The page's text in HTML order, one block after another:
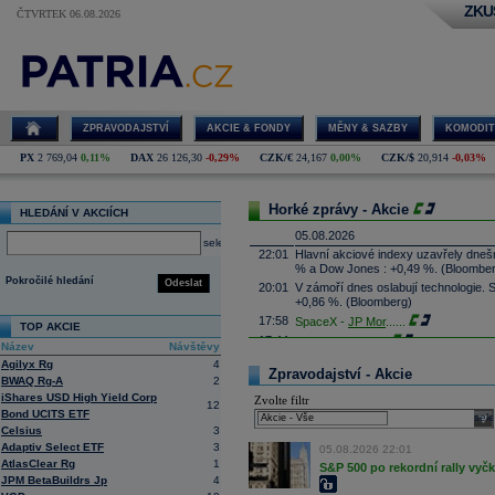
ČTVRTEK 06.08.2026
ZPRAVODAJSTVÍ AKCIE & FONDY MĚNY & SAZBY
PX 2 769,04 0,11% DAX 26 126,30 -0,29% CZK/€ 24,167 0,00% CZK/$ 20,914 -0,03%
HLEDÁNÍ V AKCIÍCH
select
Odeslat
Pokročilé hledání
TOP AKCIE
Název
Návštěvy
Agilyx Rg
4
BWAQ Rg-A
2
iShares USD High Yield Corp
Bond UCITS ETF
12
Celsius
3
Adaptiv Select ETF
3
AtlasClear Rg
1
JPM BetaBuildrs Jp
4
Horké zprávy - Akcie
05.08.2026
22:01
Hlavní akciové indexy uzavřely
% a Dow Jones : +0,49 %.
20:01
V zámoří dnes oslabují technologie.
+0,86 %. (Bloomberg)
17:58 SpaceX - JP Mor......
17:44 Palantir Techno...
17:16 Booking.com - T...
17:08 CSG získala podíl v kanadské
systémy, technologie protivzdušné
výši podílu ale nesdělila. Cílem
prosadit je zejména na trzích
16:45
Arista Networks...
16:27
AMD-
Zpravodajství - Akcie
Zvolte filtr
05.08.2026 22:01
S&P 500 po rekordní rally